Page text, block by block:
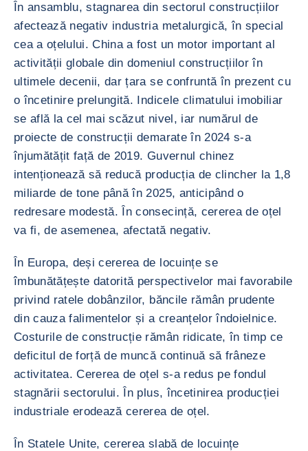
În ansamblu, stagnarea din sectorul construcțiilor
afectează negativ industria metalurgică, în special
cea a oțelului. China a fost un motor important al
activității globale din domeniul construcțiilor în
ultimele decenii, dar țara se confruntă în prezent cu
o încetinire prelungită. Indicele climatului imobiliar
se află la cel mai scăzut nivel, iar numărul de
proiecte de construcții demarate în 2024 s-a
înjumătățit față de 2019. Guvernul chinez
intenționează să reducă producția de clincher la 1,8
miliarde de tone până în 2025, anticipând o
redresare modestă. În consecință, cererea de oțel
va fi, de asemenea, afectată negativ.
În Europa, deși cererea de locuințe se
îmbunătățește datorită perspectivelor mai favorabile
privind ratele dobânzilor, băncile rămân prudente
din cauza falimentelor și a creanțelor îndoielnice.
Costurile de construcție rămân ridicate, în timp ce
deficitul de forță de muncă continuă să frâneze
activitatea. Cererea de oțel s-a redus pe fondul
stagnării sectorului. În plus, încetinirea producției
industriale erodează cererea de oțel.
În Statele Unite, cererea slabă de locuințe